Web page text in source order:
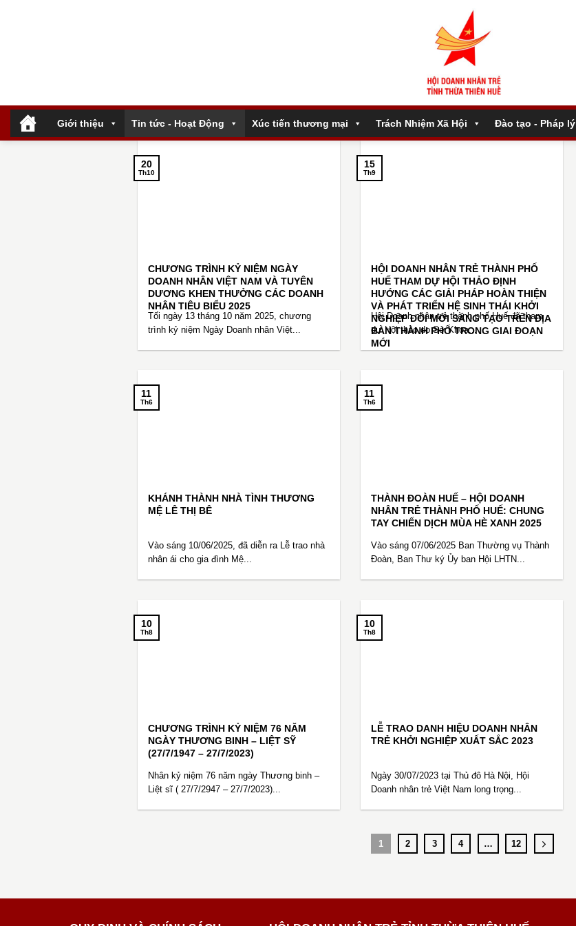
Giới thiệu Tin tức - Hoạt Động Xúc tiến thương mại Trách Nhiệm Xã Hội Đào tạo - Pháp lý
CHƯƠNG TRÌNH KỶ NIỆM NGÀY
DOANH NHÂN VIỆT NAM VÀ TUYÊN
DƯƠNG KHEN THƯỞNG CÁC DOANH
NHÂN TIÊU BIỂU 2025
Tối ngày 13 tháng 10 năm 2025, chương
trình kỷ niệm Ngày Doanh nhân Việt...
20
Th10
HỘI DOANH NHÂN TRẺ THÀNH PHỐ
HUẾ THAM DỰ HỘI THẢO ĐỊNH
HƯỚNG CÁC GIẢI PHÁP HOÀN THIỆN
VÀ PHÁT TRIỂN HỆ SINH THÁI KHỞI
NGHIỆP ĐỔI MỚI SÁNG TẠO TRÊN ĐỊA
BÀN THÀNH PHỐ TRONG GIAI ĐOẠN
MỚI
Hội Doanh nhân trẻ thành phố Huế đã tham
dự Hội thảo do Sở Khoa...
15
Th9
KHÁNH THÀNH NHÀ TÌNH THƯƠNG
MỆ LÊ THỊ BÊ
Vào sáng 10/06/2025, đã diễn ra Lễ trao nhà
nhân ái cho gia đình Mệ...
11
Th6
THÀNH ĐOÀN HUẾ – HỘI DOANH
NHÂN TRẺ THÀNH PHỐ HUẾ: CHUNG
TAY CHIẾN DỊCH MÙA HÈ XANH 2025
Vào sáng 07/06/2025 Ban Thường vụ Thành
Đoàn, Ban Thư ký Ủy ban Hội LHTN...
11
Th6
CHƯƠNG TRÌNH KỶ NIỆM 76 NĂM
NGÀY THƯƠNG BINH – LIỆT SỸ
(27/7/1947 – 27/7/2023)
Nhân kỷ niệm 76 năm ngày Thương binh –
Liệt sĩ ( 27/7/2947 – 27/7/2023)...
10
Th8
LỄ TRAO DANH HIỆU DOANH NHÂN
TRẺ KHỞI NGHIỆP XUẤT SẮC 2023
Ngày 30/07/2023 tại Thủ đô Hà Nội, Hội
Doanh nhân trẻ Việt Nam long trọng...
10
Th8
1 2 3 4 … 12